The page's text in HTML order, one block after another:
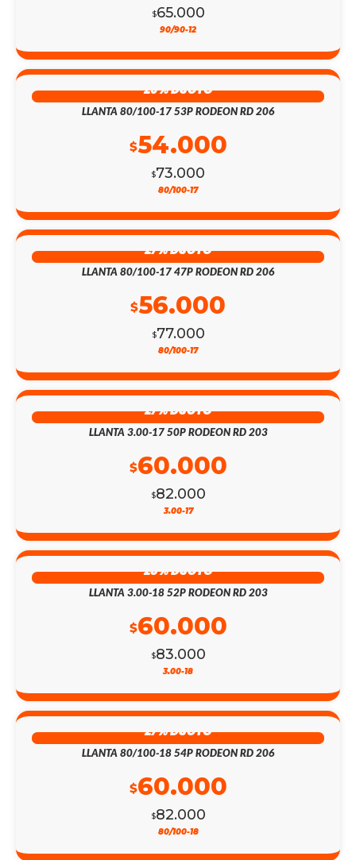
$65.000
90/90-12
26% DSCTO
LLANTA 80/100-17 53P RODEON RD 206
$73.000
$54.000
80/100-17
27% DSCTO
LLANTA 80/100-17 47P RODEON RD 206
$77.000
$56.000
80/100-17
27% DSCTO
LLANTA 3.00-17 50P RODEON RD 203
$82.000
$60.000
3.00-17
28% DSCTO
LLANTA 3.00-18 52P RODEON RD 203
$83.000
$60.000
3.00-18
27% DSCTO
LLANTA 80/100-18 54P RODEON RD 206
$82.000
$60.000
80/100-18